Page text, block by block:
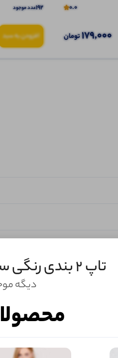
0.0
179,000تومان
192عدد موجود
افزودن به سبد
تاپ 2 بندی رنگی سایز یک (پک 6 عددی)
دیگه